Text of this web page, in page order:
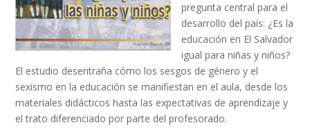
pregunta central para el
desarrollo del país: ¿Es la
educación en El Salvador
igual para niñas y niños?
El estudio desentraña cómo los sesgos de género y el
sexismo en la educación se manifiestan en el aula, desde los
materiales didácticos hasta las expectativas de aprendizaje y
el trato diferenciado por parte del profesorado.